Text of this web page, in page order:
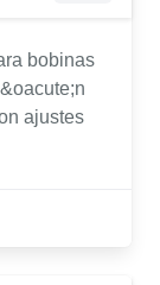
bobinas
ajustes